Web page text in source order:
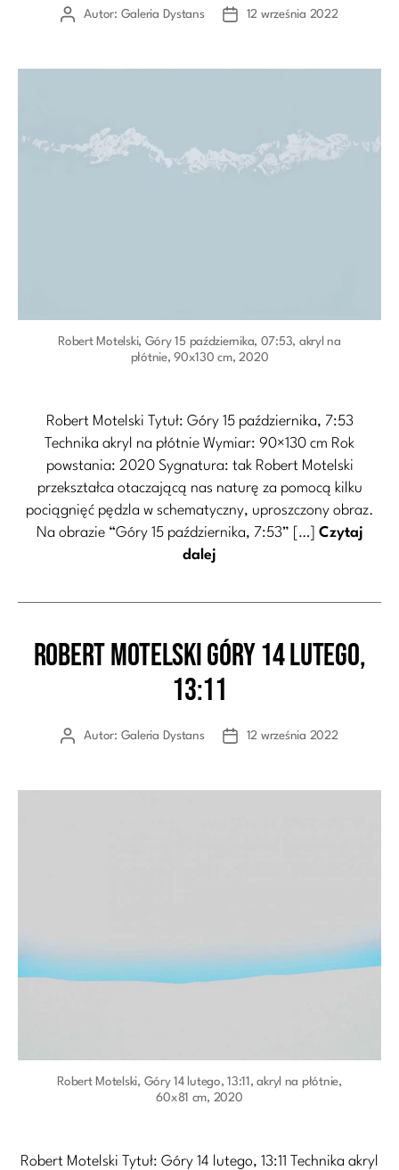
AutorAutor: Galeria Dystans
Data12 września 2022
Robert Motelski, Góry 15 października, 07:53, akryl na
płótnie, 90x130 cm, 2020
Robert Motelski Tytuł: Góry 15 października, 7:53
Technika akryl na płótnie Wymiar: 90×130 cm Rok
powstania: 2020 Sygnatura: tak Robert Motelski
przekształca otaczającą nas naturę za pomocą kilku
pociągnięć pędzla w schematyczny, uproszczony obraz.
Na obrazie “Góry 15 października, 7:53” […] Czytaj
dalej
Kategorie
Robert Motelski Góry 14 lutego,
13:11
AutorAutor: Galeria Dystans
Data12 września 2022
Robert Motelski, Góry 14 lutego, 13:11, akryl na płótnie,
60x81 cm, 2020
Robert Motelski Tytuł: Góry 14 lutego, 13:11 Technika akryl